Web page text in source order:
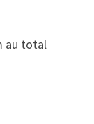
au total